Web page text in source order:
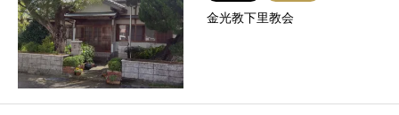
金光教下里教会